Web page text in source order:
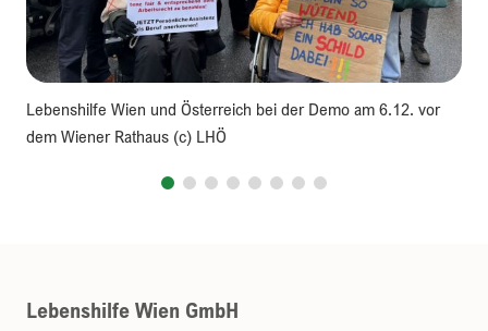
Lebenshilfe Wien und Österreich bei der Demo am 6.12. vor
dem Wiener Rathaus (c) LHÖ
Lebenshilfe Wien GmbH